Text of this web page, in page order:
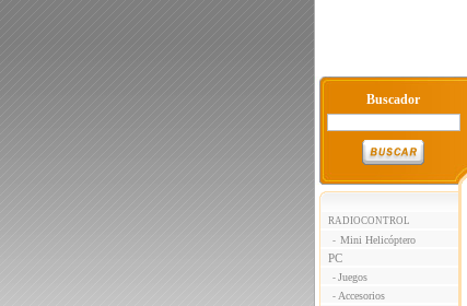
Buscador
RADIOCONTROL
- Mini Helicóptero
PC
- Juegos
- Accesorios